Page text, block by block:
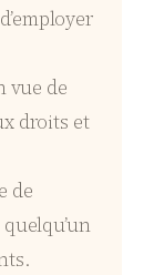
vue de
droits et
de